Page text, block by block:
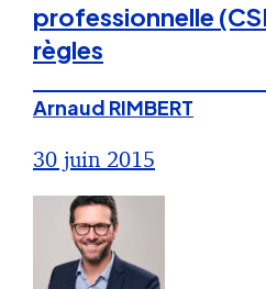
professionnelle
règles
Arnaud RIMBERT
30 juin 2015